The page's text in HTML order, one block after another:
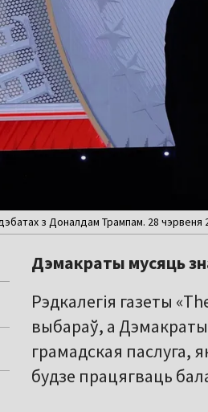
з Доналдам Трампам. 28
Дэмакраты мусяць
Рэдкалегія газеты
выбараў, а
грамадская паслуга,
будзе працягваць